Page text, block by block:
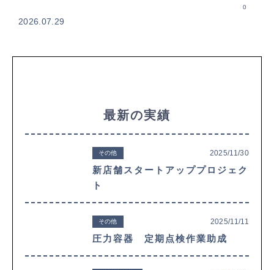
2026.07.29
0
最新の実績
その他 2025/11/30
新店舗スタートアッププロジェク
ト
その他 2025/11/11
圧力容器 定期点検作業助成